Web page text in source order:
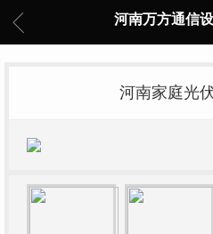
河南万方通信
河南家庭光